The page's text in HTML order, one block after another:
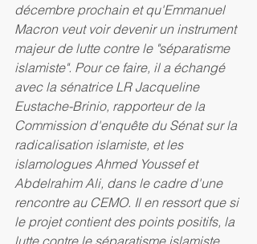
décembre prochain et qu'Emmanuel
Macron veut voir devenir un instrument
majeur de lutte contre le "séparatisme
islamiste". Pour ce faire, il a échangé
avec la sénatrice LR Jacqueline
Eustache-Brinio, rapporteur de la
Commission d'enquête du Sénat sur la
radicalisation islamiste, et les
islamologues Ahmed Youssef et
Abdelrahim Ali, dans le cadre d'une
rencontre au CEMO. Il en ressort que si
le projet contient des points positifs, la